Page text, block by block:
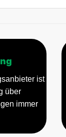
ist
über
immer